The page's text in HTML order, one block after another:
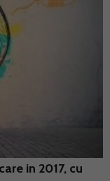
in 2017, cu